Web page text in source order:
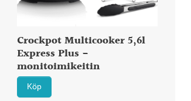
Crockpot Multicooker 5,6l
Express Plus -
monitoimikeitin
Köp